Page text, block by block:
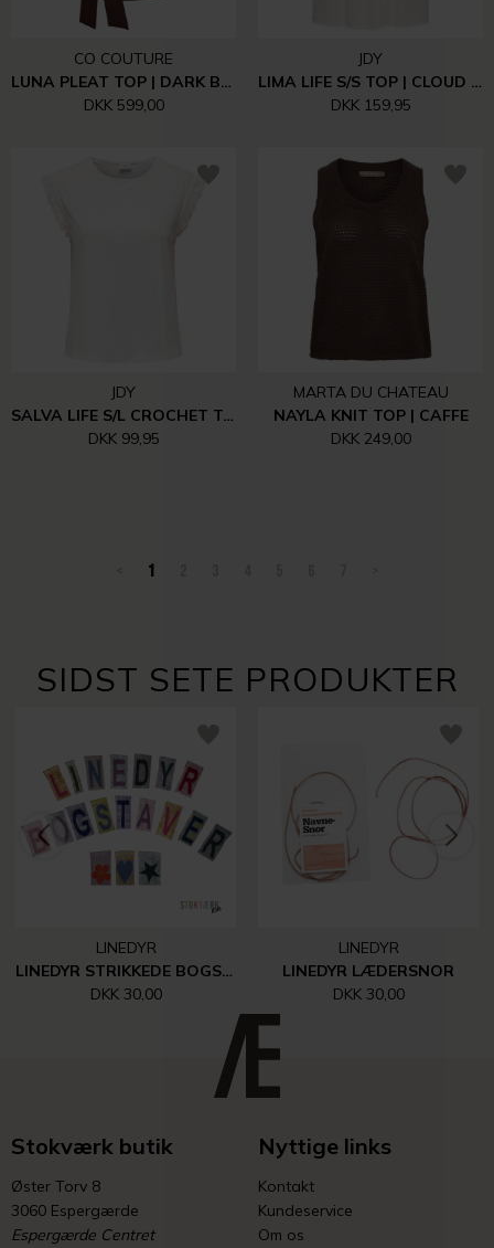
CO COUTURE
LUNA PLEAT TOP | DARK BROWN
DKK 599,00
JDY
LIMA LIFE S/S TOP | CLOUD DANCER
DKK 159,95
JDY
SALVA LIFE S/L CROCHET TOP | CLOUD DANCER
DKK 99,95
MARTA DU CHATEAU
NAYLA KNIT TOP | CAFFE
DKK 249,00
1
SIDST SETE PRODUKTER
LINEDYR
LINEDYR STRIKKEDE BOGSTAVER, TAL MM.
DKK 30,00
LINEDYR
LINEDYR LÆDERSNOR
DKK 30,00
Stokværk butik
Øster Torv 8
3060 Espergærde
Espergærde Centret
Nyttige links
Kontakt
Kundeservice
Om os